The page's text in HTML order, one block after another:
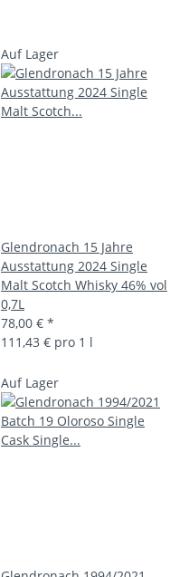
Auf Lager
Glendronach 15 Jahre
Ausstattung 2024 Single
Malt Scotch Whisky 46% vol
0,7L
78,00 € *
111,43 € pro 1 l
Auf Lager